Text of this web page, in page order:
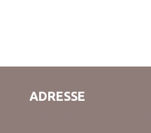
ADRESSE